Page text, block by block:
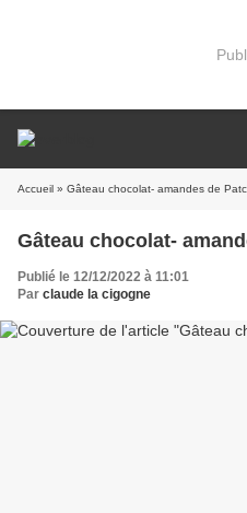
Accueil » Gâteau chocolat- amandes de
Gâteau chocolat-
Publié le 12/12/2022 à 11:01
Par claude la cigogne